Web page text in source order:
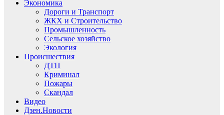
Экономика
Дороги и Транспорт
ЖКХ и Строительство
Промышленность
Сельское хозяйство
Экология
Происшествия
ДТП
Криминал
Пожары
Скандал
Видео
Дзен.Новости